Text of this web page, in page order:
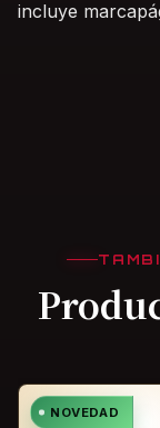
incluye
NOVEDAD